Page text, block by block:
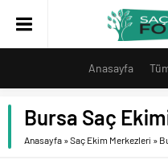
Anasayfa
Bursa Saç
Anasayfa »Saç Ekim Merkezleri »